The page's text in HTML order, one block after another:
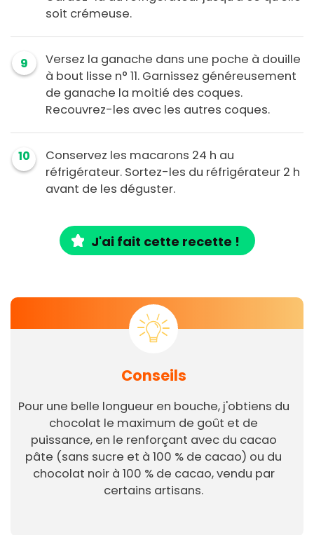
soit crémeuse.
9
Versez la ganache dans une poche à douille
à bout lisse n° 11. Garnissez généreusement
de ganache la moitié des coques.
Recouvrez-les avec les autres coques.
10
Conservez les macarons 24 h au
réfrigérateur. Sortez-les du réfrigérateur 2 h
avant de les déguster.
J'ai fait cette recette !
Conseils
Pour une belle longueur en bouche, j'obtiens du
chocolat le maximum de goût et de
puissance, en le renforçant avec du cacao
pâte (sans sucre et à 100 % de cacao) ou du
chocolat noir à 100 % de cacao, vendu par
certains artisans.